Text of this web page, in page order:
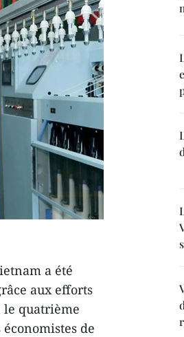
a été
aux efforts
le quatrième
de